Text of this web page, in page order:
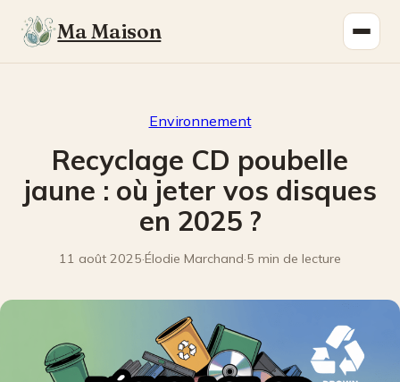
Ma Maison
Environnement
Recyclage CD poubelle
jaune : où jeter vos disques
en 2025 ?
11 août 2025·Élodie Marchand·5 min de lecture